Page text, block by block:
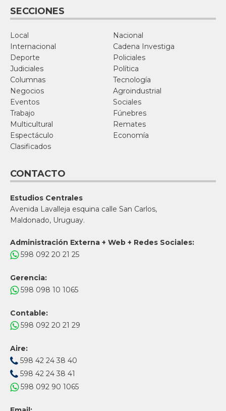
SECCIONES
Local
Nacional
Internacional
Cadena Investiga
Deporte
Policiales
Judiciales
Política
Columnas
Tecnología
Negocios
Agroindustrial
Eventos
Sociales
Trabajo
Fúnebres
Multicultural
Remates
Espectáculo
Economía
Clasificados
CONTACTO
Estudios Centrales
Avenida Lavalleja esquina calle San Carlos,
Maldonado, Uruguay.
Administración Externa + Web + Redes Sociales:
598 092 20 21 25
Gerencia:
598 098 10 1065
Contable:
598 092 20 21 29
Aire:
598 42 24 38 40
598 42 24 38 41
598 092 90 1065